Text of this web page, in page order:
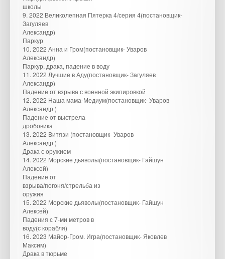
школы
9. 2022 Великолепная Пятерка 4/серия 4(постановщик-
Загуляев
Александр)
Паркур
10. 2022 Анна и Гром(постановщик- Уваров
Александр)
Паркур, драка, падение в воду
11. 2022 Лучшие в Аду(постановщик- Загуляев
Александр)
Падение от взрыва с военной экипировкой
12. 2022 Наша мама-Медиум(постановщик- Уваров
Александр )
Падение от выстрела
дробовика
13. 2022 Витязи (постановщик- Уваров
Александр )
Драка с оружием
14. 2022 Морские дьяволы(постановщик- Гайшун
Алексей)
Падение от
взрыва/погоня/стрельба из
оружия
15. 2022 Морские дьяволы(постановщик- Гайшун
Алексей)
Падения с 7-ми метров в
воду(с корабля)
16. 2023 Майор-Гром. Игра(постановщик- Яковлев
Максим)
Драка в тюрьме